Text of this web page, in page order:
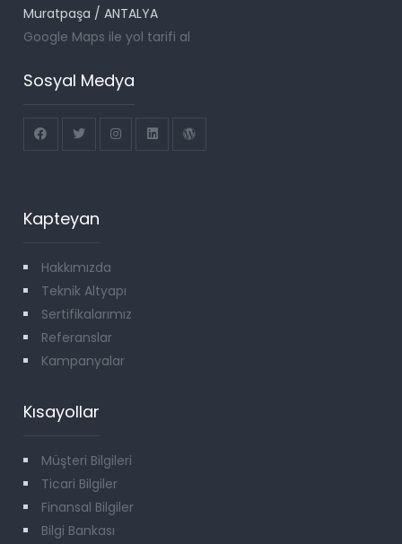
Muratpaşa / ANTALYA
Google Maps ile yol tarifi al
Sosyal Medya
Kapteyan
Hakkımızda
Teknik Altyapı
Sertifikalarımız
Referanslar
Kampanyalar
Kısayollar
Müşteri Bilgileri
Ticari Bilgiler
Finansal Bilgiler
Bilgi Bankası